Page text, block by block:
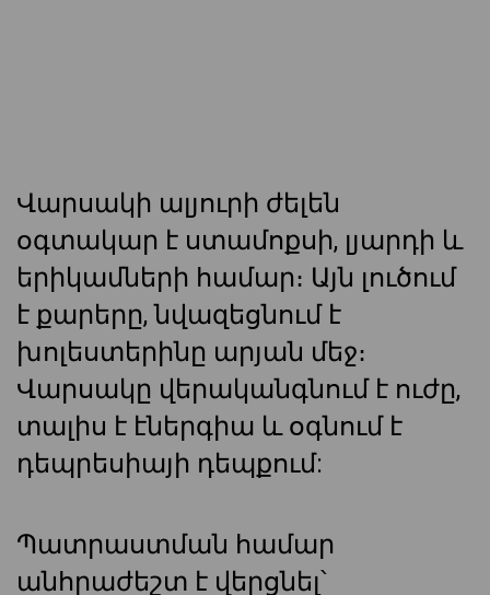
Վարսակի ալյուրի ժելեն
օգտակար է ստամոքսի, լյարդի և
երիկամների համար։ Այն լուծում
է քարերը, նվազեցնում է
խոլեստերինը արյան մեջ։
Վարսակը վերականգնում է ուժը,
տալիս է էներգիա և օգնում է
դեպրեսիայի դեպքում:
Պատրաստման համար
անհրաժեշտ է վերցնել՝